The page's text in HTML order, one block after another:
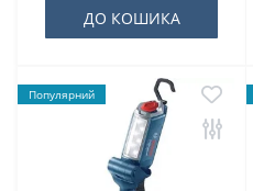
ДО КОШИКА
Популярний